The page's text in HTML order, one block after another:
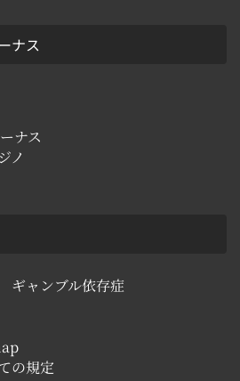
ナス
ナス
ノ
ギャンブル依存症
の規定